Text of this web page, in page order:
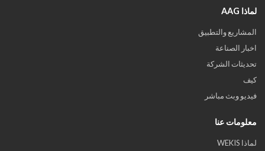
لماذا AAG
المشاريع والتطبيق
اخبار الصناعة
تحديثات الشركة
كيف
فيديو وبث مباشر
معلومات عنا
لماذا WEKIS